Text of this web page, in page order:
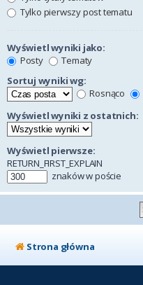
Tylko pierwszy post tematu
Wyświetl wyniki jako:
Posty
Tematy
Sortuj wyniki wg:
Rosnąco
Wyświetl wyniki z ostatnich:
Wyświetl pierwsze:
RETURN_FIRST_EXPLAIN
znaków w poście
Strona główna